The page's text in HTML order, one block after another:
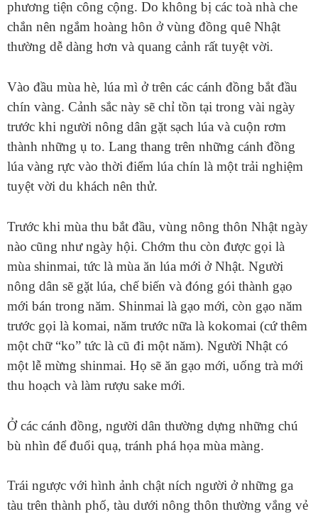
phương tiện công cộng. Do không bị các toà nhà che
chắn nên ngắm hoàng hôn ở vùng đồng quê Nhật
thường dễ dàng hơn và quang cảnh rất tuyệt vời.
Vào đầu mùa hè, lúa mì ở trên các cánh đồng bắt đầu
chín vàng. Cảnh sắc này sẽ chỉ tồn tại trong vài ngày
trước khi người nông dân gặt sạch lúa và cuộn rơm
thành những ụ to. Lang thang trên những cánh đồng
lúa vàng rực vào thời điểm lúa chín là một trải nghiệm
tuyệt vời du khách nên thử.
Trước khi mùa thu bắt đầu, vùng nông thôn Nhật ngày
nào cũng như ngày hội. Chớm thu còn được gọi là
mùa shinmai, tức là mùa ăn lúa mới ở Nhật. Người
nông dân sẽ gặt lúa, chế biến và đóng gói thành gạo
mới bán trong năm. Shinmai là gạo mới, còn gạo năm
trước gọi là komai, năm trước nữa là kokomai (cứ thêm
một chữ “ko” tức là cũ đi một năm). Người Nhật có
một lễ mừng shinmai. Họ sẽ ăn gạo mới, uống trà mới
thu hoạch và làm rượu sake mới.
Ở các cánh đồng, người dân thường dựng những chú
bù nhìn để đuổi quạ, tránh phá họa mùa màng.
Trái ngược với hình ảnh chật ních người ở những ga
tàu trên thành phố, tàu dưới nông thôn thường vắng vẻ